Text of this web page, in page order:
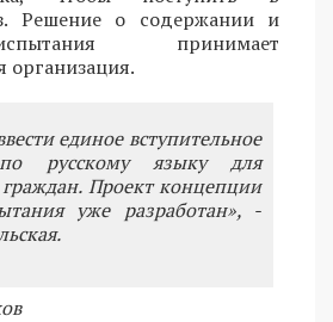
Решение о содержании и
принимает
организация.
единое вступительное
русскому языку для
Проект концепции
уже разработан», -